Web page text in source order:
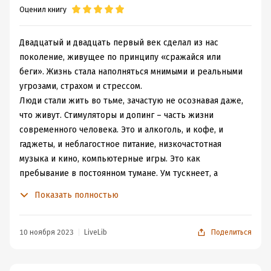
Оценил книгу
Двадцатый и двадцать первый век сделал из нас
поколение, живущее по принципу «сражайся или
беги». Жизнь стала наполняться мнимыми и реальными
угрозами, страхом и стрессом.
Люди стали жить во тьме, зачастую не осознавая даже,
что живут. Стимуляторы и допинг – часть жизни
современного человека. Это и алкоголь, и кофе, и
гаджеты, и неблагостное питание, низкочастотная
музыка и кино, компьютерные игры. Это как
пребывание в постоянном тумане. Ум тускнеет, а
неконтролируемый ум стал нормой. Автор
Показать полностью
10 ноября 2023 LiveLib Поделиться